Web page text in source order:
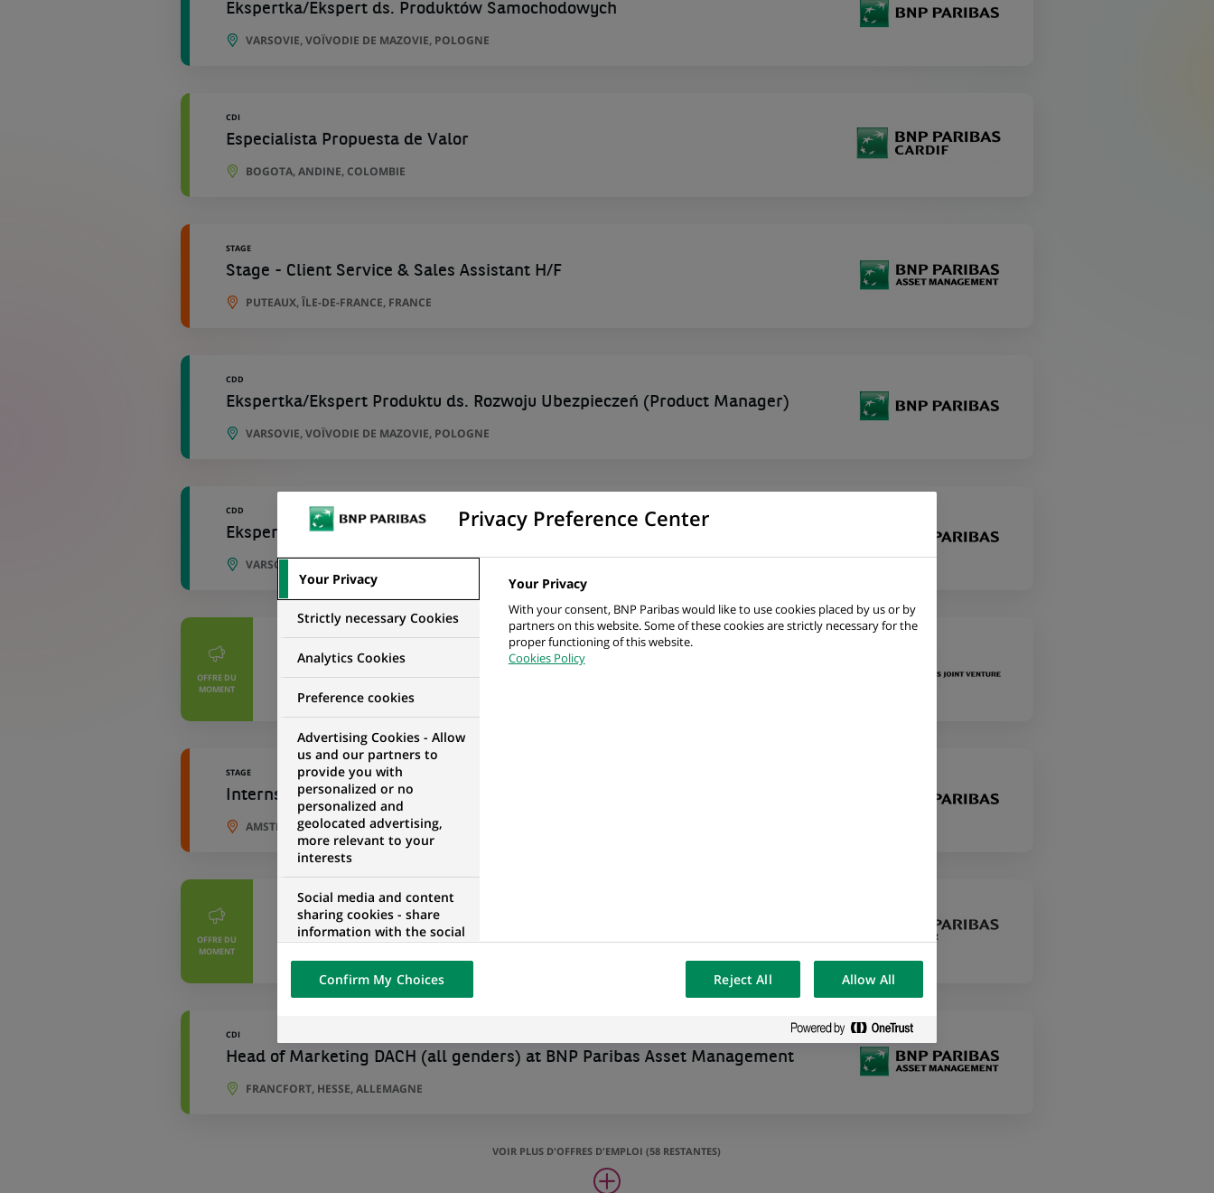
Ekspertka/Ekspert ds. Produktów Samochodowych
VARSOVIE, VOÏVODIE DE MAZOVIE, POLOGNE
CDI
Especialista Propuesta de Valor
BOGOTA, ANDINE, COLOMBIE
STAGE
Stage - Client Service & Sales Assistant H/F
PUTEAUX, ÎLE-DE-FRANCE, FRANCE
CDD
Ekspertka/Ekspert Produktu ds. Rozwoju Ubezpieczeń (Product Manager)
VARSOVIE, VOÏVODIE DE MAZOVIE, POLOGNE
CDD
Ekspertka/Ekspert Produktu ds. Rozwoju Ubezpieczeń (Product Manager)
VARSOVIE, VOÏVODIE DE MAZOVIE, POLOGNE
OFFRE DU
MOMENT
CDI
TEB Yatırım - Alternatif Piyasalar Strateji ve Satış Bölümü Yöneticisi
ISTANBUL, ISTANBUL, TURQUIE
STAGE
Internship Marketing & Communication (1fte)
AMSTERDAM, HOLLANDE-SEPTENTRIONALE, PAYS-BAS
OFFRE DU
MOMENT
CDI
TEB Faktoring - İhracat Portföy Yöneticisi
ISTANBUL, ISTANBUL, TURQUIE
CDI
Head of Marketing DACH (all genders) at BNP Paribas Asset Management
FRANCFORT, HESSE, ALLEMAGNE
VOIR PLUS D'OFFRES D'EMPLOI (58 RESTANTES)
Privacy Preference Center
Your Privacy
Strictly necessary Cookies
Analytics Cookies
Preference cookies
Advertising Cookies - Allow
us and our partners to
provide you with
personalized or no
personalized and
geolocated advertising,
more relevant to your
interests
Social media and content
sharing cookies - share
information with the social
networks and propose the
visualization on our website
of the content hosted on a
external website.
Your Privacy
With your consent, BNP Paribas would like to use cookies placed by us or by
partners on this website. Some of these cookies are strictly necessary for the
proper functioning of this website.
Cookies Policy
Confirm My Choices Reject All Allow All